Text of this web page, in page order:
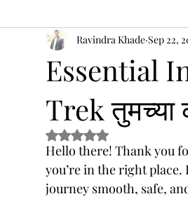
Essential
Trek तुमच्या
Ravindra Khade Sep 22,
Rated NaN out of 5 stars.
Hello there! Thank you
you’re in the right
journey smooth, safe,